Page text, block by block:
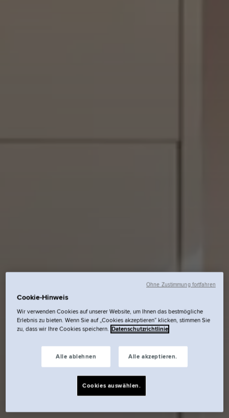
Cookie-Hinweis
Wir verwenden Cookies auf unserer Website, um Ihnen das bestmögliche
Erlebnis zu bieten. Wenn Sie auf „Cookies akzeptieren“ klicken, stimmen Sie
zu, dass wir Ihre Cookies speichern. Datenschutzrichtlinie
Alle ablehnen Alle akzeptieren.
Cookies auswählen.
Ohne Zustimmung fortfahren